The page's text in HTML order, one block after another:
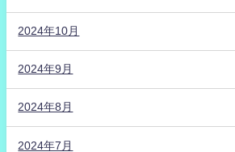
2024年10月
2024年9月
2024年8月
2024年7月